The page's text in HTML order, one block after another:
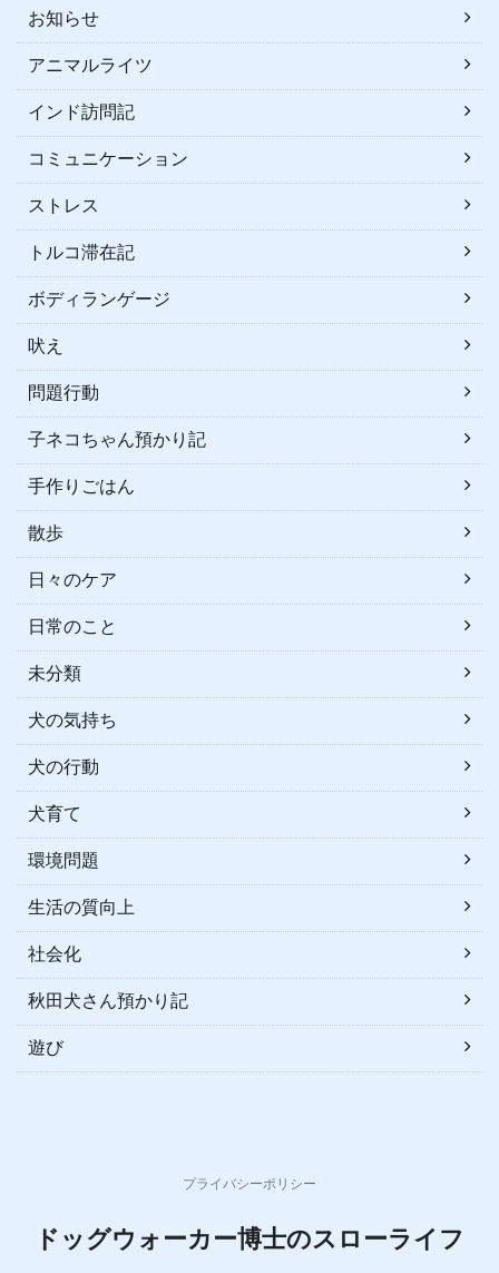
お知らせ
アニマルライツ
インド訪問記
コミュニケーション
ストレス
トルコ滞在記
ボディランゲージ
吠え
問題行動
子ネコちゃん預かり記
手作りごはん
散歩
日々のケア
日常のこと
未分類
犬の気持ち
犬の行動
犬育て
環境問題
生活の質向上
社会化
秋田犬さん預かり記
遊び
プライバシーポリシー
ドッグウォーカー博士のスローライフ